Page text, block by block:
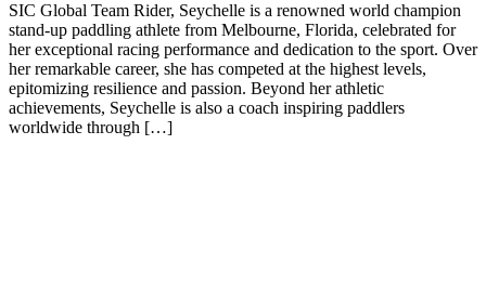
SIC Global Team Rider, Seychelle is a renowned world champion
stand-up paddling athlete from Melbourne, Florida, celebrated for
her exceptional racing performance and dedication to the sport. Over
her remarkable career, she has competed at the highest levels,
epitomizing resilience and passion. Beyond her athletic
achievements, Seychelle is also a coach inspiring paddlers
worldwide through […]